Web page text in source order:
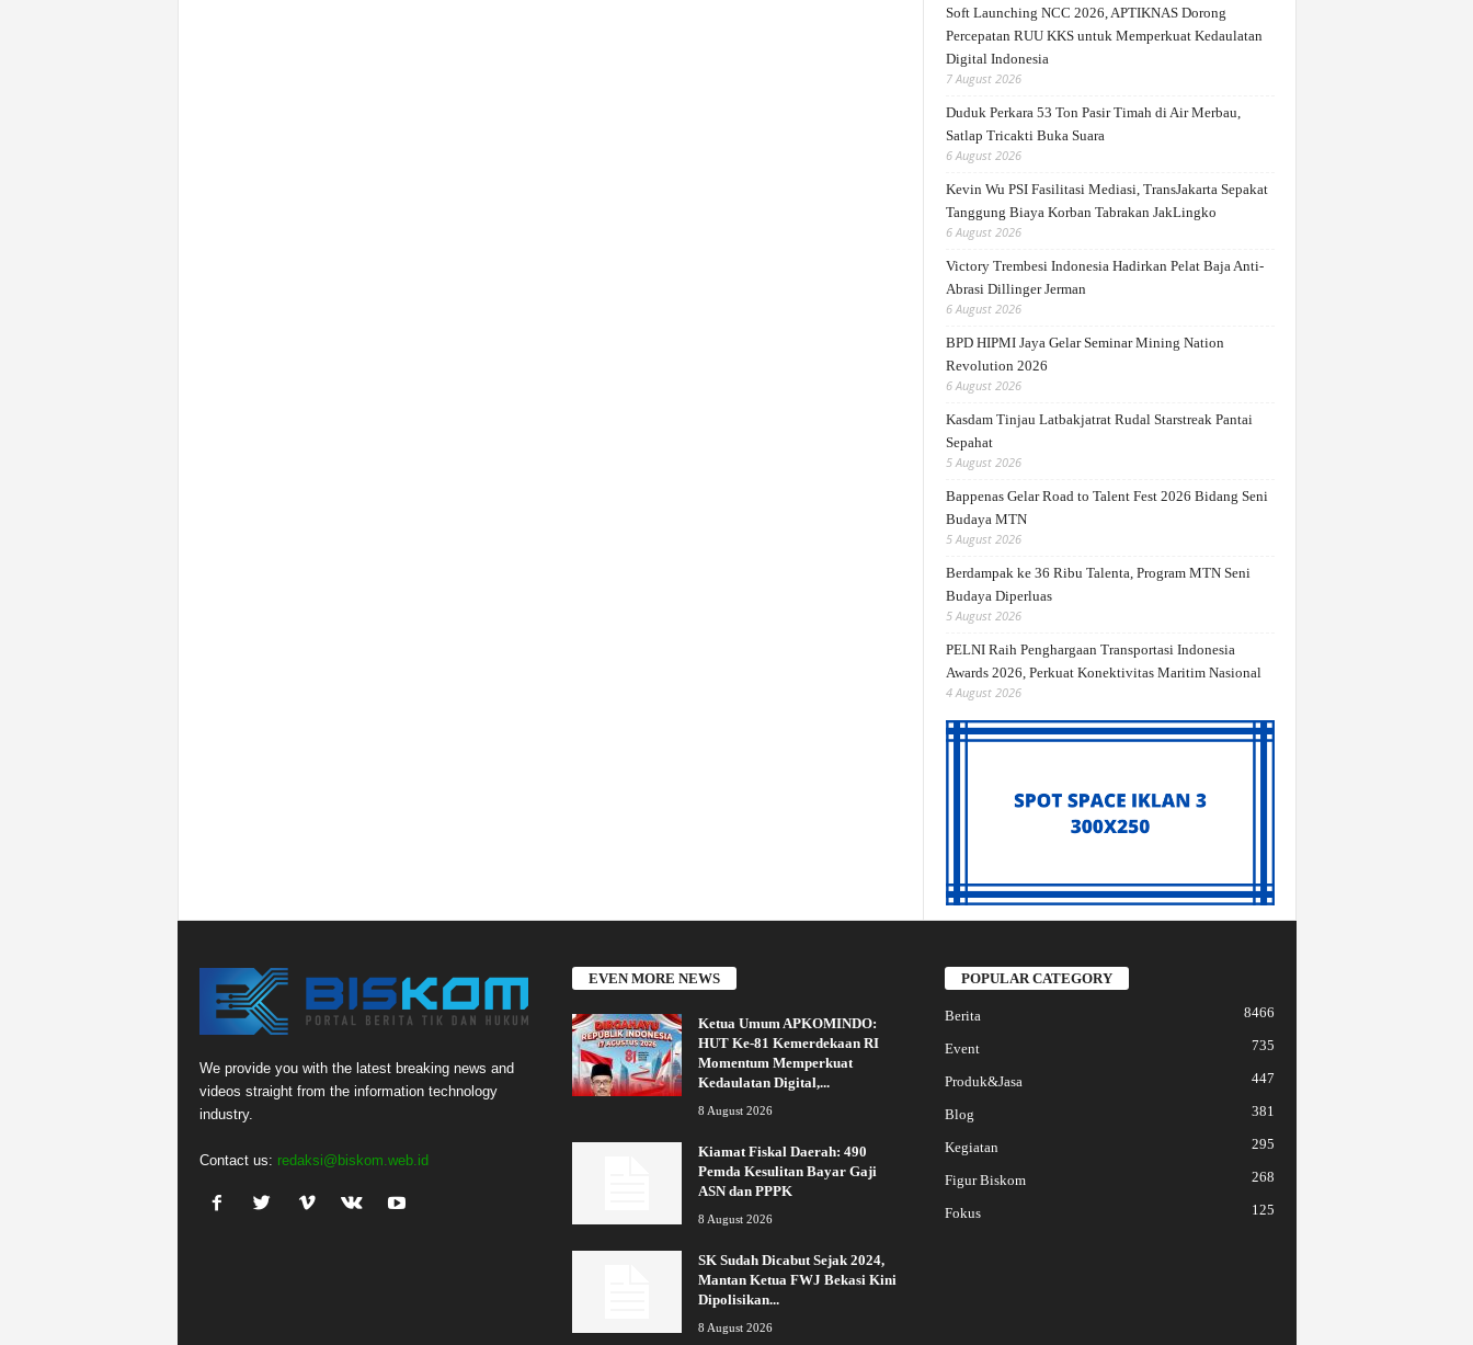
Soft Launching NCC 2026, APTIKNAS Dorong
Percepatan RUU KKS untuk Memperkuat Kedaulatan
Digital Indonesia
7 August 2026
Duduk Perkara 53 Ton Pasir Timah di Air Merbau,
Satlap Tricakti Buka Suara
6 August 2026
Kevin Wu PSI Fasilitasi Mediasi, TransJakarta Sepakat
Tanggung Biaya Korban Tabrakan JakLingko
6 August 2026
Victory Trembesi Indonesia Hadirkan Pelat Baja Anti-
Abrasi Dillinger Jerman
6 August 2026
BPD HIPMI Jaya Gelar Seminar Mining Nation
Revolution 2026
6 August 2026
Kasdam Tinjau Latbakjatrat Rudal Starstreak Pantai
Sepahat
5 August 2026
Bappenas Gelar Road to Talent Fest 2026 Bidang Seni
Budaya MTN
5 August 2026
Berdampak ke 36 Ribu Talenta, Program MTN Seni
Budaya Diperluas
5 August 2026
PELNI Raih Penghargaan Transportasi Indonesia
Awards 2026, Perkuat Konektivitas Maritim Nasional
4 August 2026
We provide you with the latest breaking news and
videos straight from the information technology
industry.
Contact us: redaksi@biskom.web.id
EVEN MORE NEWS
Ketua Umum APKOMINDO:
HUT Ke-81 Kemerdekaan RI
Momentum Memperkuat
Kedaulatan Digital,...
8 August 2026
Kiamat Fiskal Daerah: 490
Pemda Kesulitan Bayar Gaji
ASN dan PPPK
8 August 2026
SK Sudah Dicabut Sejak 2024,
Mantan Ketua FWJ Bekasi Kini
Dipolisikan...
8 August 2026
POPULAR CATEGORY
Berita 8466
Event 735
Produk&Jasa 447
Blog 381
Kegiatan 295
Figur Biskom 268
Fokus 125